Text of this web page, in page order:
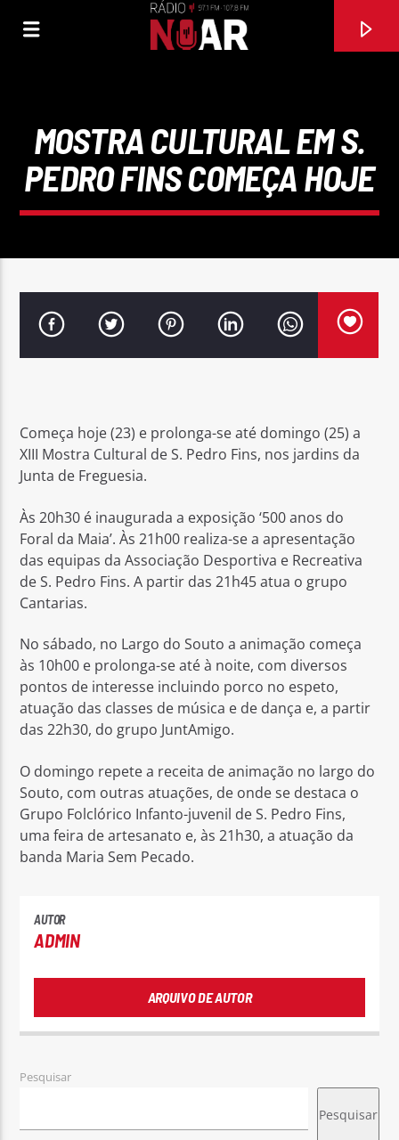
FAIXA ATUAL
Rádio No ar
MOSTRA CULTURAL EM S.
PEDRO FINS COMEÇA HOJE
Começa hoje (23) e prolonga-se até domingo (25) a
XIII Mostra Cultural de S. Pedro Fins, nos jardins da
Junta de Freguesia.
Às 20h30 é inaugurada a exposição ‘500 anos do
Foral da Maia’. Às 21h00 realiza-se a apresentação
das equipas da Associação Desportiva e Recreativa
de S. Pedro Fins. A partir das 21h45 atua o grupo
Cantarias.
No sábado, no Largo do Souto a animação começa
às 10h00 e prolonga-se até à noite, com diversos
pontos de interesse incluindo porco no espeto,
atuação das classes de música e de dança e, a partir
das 22h30, do grupo JuntAmigo.
O domingo repete a receita de animação no largo do
Souto, com outras atuações, de onde se destaca o
Grupo Folclórico Infanto-juvenil de S. Pedro Fins,
uma feira de artesanato e, às 21h30, a atuação da
banda Maria Sem Pecado.
AUTOR
ADMIN
ARQUIVO DE AUTOR
Pesquisar
Pesquisar